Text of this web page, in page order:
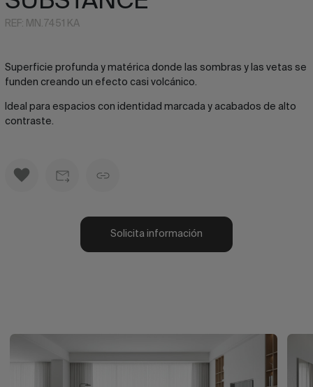
REF: MN.7451 KA
Superficie profunda y matérica donde las sombras y las vetas se
funden creando un efecto casi volcánico.
Ideal para espacios con identidad marcada y acabados de alto
contraste.
Solicita información